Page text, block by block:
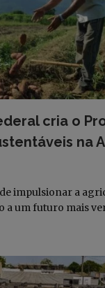
cria o
na
impulsionar a
a um futuro mais